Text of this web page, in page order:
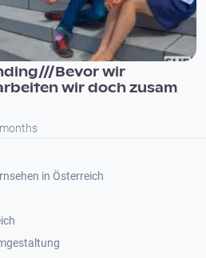
Bevor wir
wir doch zusam
in Österreich